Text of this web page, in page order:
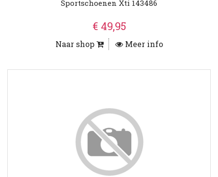
Sportschoenen Xti 143486
€ 49,95
Naar shop Meer info